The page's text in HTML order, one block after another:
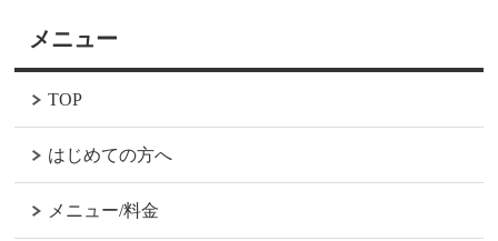
メニュー
TOP
はじめての方へ
メニュー/料金